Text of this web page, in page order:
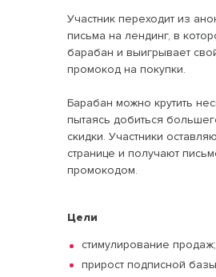
Участник переходит из
письма на лендинг, в
барабан и выигрывает
промокод на покупки.
Барабан можно крутить
пытаясь добиться
скидки. Участники
странице и получают
промокодом.
Цели
стимулирование продаж;
прирост подписной